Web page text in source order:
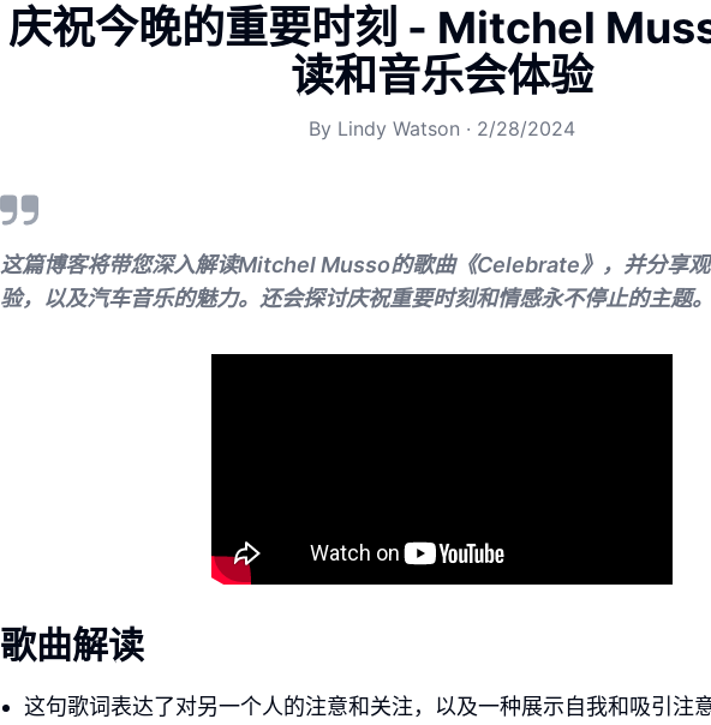
庆祝今晚的重要时刻 - Mitchel
读和音乐会体验
By Lindy Watson · 2/28/2024
这篇博客将带您深入解读Mitchel Musso的歌曲《Celebrate》，并分享
验，以及汽车音乐的魅力。还会探讨庆祝重要时刻和情感永不停止的主题
歌曲解读
这句歌词表达了对另一个人的注意和关注，以及一种展示自我和吸引注